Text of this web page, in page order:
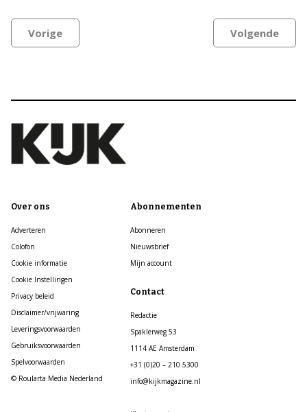
Vorige Volgende
Over ons
Adverteren
Colofon
Cookie informatie
Cookie Instellingen
Privacy beleid
Disclaimer/vrijwaring
Leveringsvoorwaarden
Gebruiksvoorwaarden
Spelvoorwaarden
© Roularta Media Nederland
Abonnementen
Abonneren
Nieuwsbrief
Mijn account
Contact
Redactie
Spaklerweg 53
1114 AE Amsterdam
+31 (0)20 – 210 5300
info@kijkmagazine.nl